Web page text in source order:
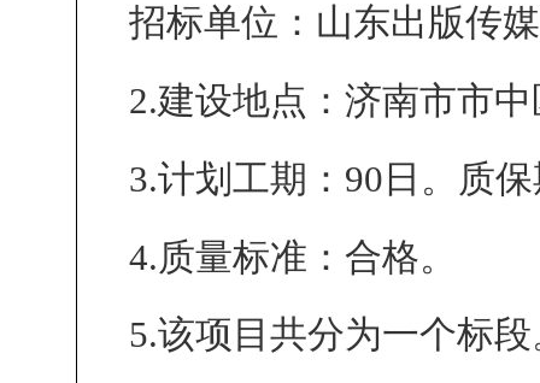
招标单位：山东出版传
2.建设地点：济南市市
3.计划工期： 90日。质
4.质量标准：合格。
5.该项目共分为一个标